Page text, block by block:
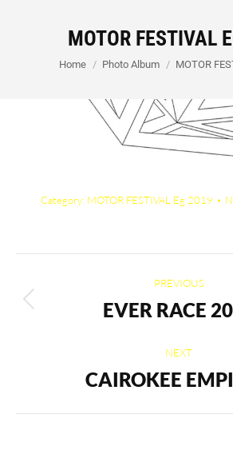
MOTOR FESTIVAL
You are here:
Home Photo Album MOTOR
Category: MOTOR FESTIVAL Eg 2019
navigation
PREVIOUS
Previous
EVER RACE
NEXT
Next
CAIROKEE